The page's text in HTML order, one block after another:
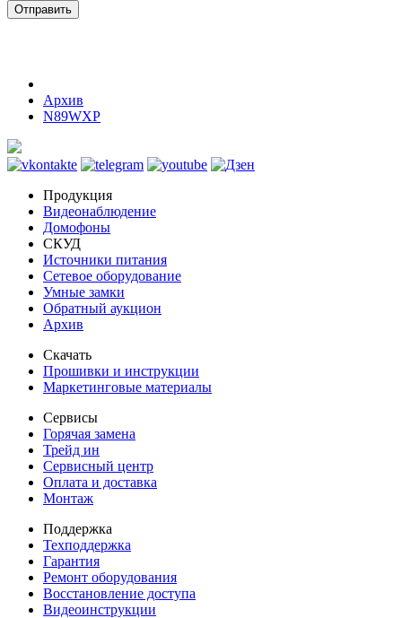
Отправить
Архив
N89WXP
Продукция
Видеонаблюдение
Домофоны
СКУД
Источники питания
Сетевое оборудование
Умные замки
Обратный аукцион
Архив
Скачать
Прошивки и инструкции
Маркетинговые материалы
Сервисы
Горячая замена
Трейд ин
Сервисный центр
Оплата и доставка
Монтаж
Поддержка
Техподдержка
Гарантия
Ремонт оборудования
Восстановление доступа
Видеоинструкции